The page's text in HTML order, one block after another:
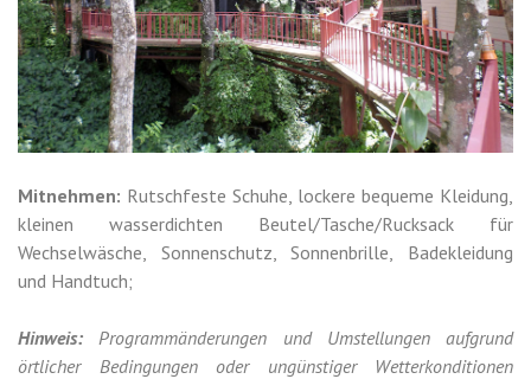
Mitnehmen: Rutschfeste Schuhe, lockere bequeme Kleidung,
kleinen wasserdichten Beutel/Tasche/Rucksack für
Wechselwäsche, Sonnenschutz, Sonnenbrille, Badekleidung
und Handtuch;
Hinweis: Programmänderungen und Umstellungen aufgrund
örtlicher Bedingungen oder ungünstiger Wetterkonditionen